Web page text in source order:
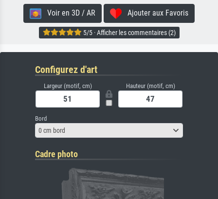
Voir en 3D / AR Ajouter aux Favoris
5/5 · Afficher les commentaires (2)
Configurez d'art
Largeur (motif, cm) Hauteur (motif, cm)
Bord
0 cm bord
Cadre photo